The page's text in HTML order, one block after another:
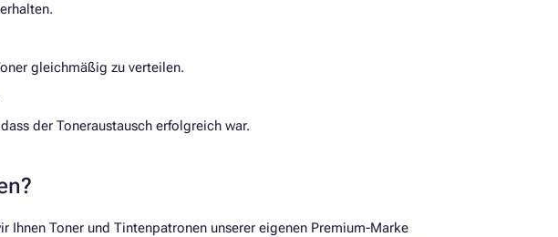
gleichmäßig zu verteilen.
der Toneraustausch erfolgreich war.
Ihnen Toner und Tintenpatronen unserer eigenen Premium-Marke